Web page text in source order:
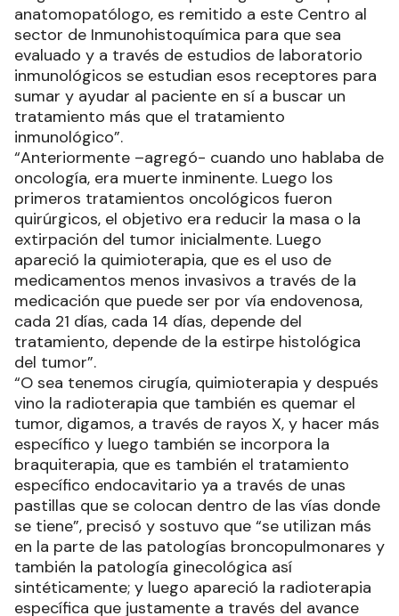
anatomopatólogo, es remitido a este Centro al
sector de Inmunohistoquímica para que sea
evaluado y a través de estudios de laboratorio
inmunológicos se estudian esos receptores para
sumar y ayudar al paciente en sí a buscar un
tratamiento más que el tratamiento
inmunológico”.
“Anteriormente –agregó- cuando uno hablaba de
oncología, era muerte inminente. Luego los
primeros tratamientos oncológicos fueron
quirúrgicos, el objetivo era reducir la masa o la
extirpación del tumor inicialmente. Luego
apareció la quimioterapia, que es el uso de
medicamentos menos invasivos a través de la
medicación que puede ser por vía endovenosa,
cada 21 días, cada 14 días, depende del
tratamiento, depende de la estirpe histológica
del tumor”.
“O sea tenemos cirugía, quimioterapia y después
vino la radioterapia que también es quemar el
tumor, digamos, a través de rayos X, y hacer más
específico y luego también se incorpora la
braquiterapia, que es también el tratamiento
específico endocavitario ya a través de unas
pastillas que se colocan dentro de las vías donde
se tiene”, precisó y sostuvo que “se utilizan más
en la parte de las patologías broncopulmonares y
también la patología ginecológica así
sintéticamente; y luego apareció la radioterapia
específica que justamente a través del avance